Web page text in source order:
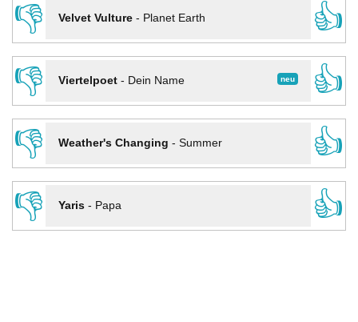
👎
Velvet Vulture- Planet Earth
👍
👎
neu
Viertelpoet- Dein Name
👍
👎
Weather's Changing - Summer
👍
👎
Yaris- Papa 👍